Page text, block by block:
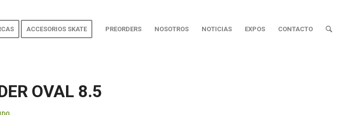
ACCESORIOS SKATE PREORDERS NOSOTROS NOTICIAS EXPOS CONTACTO
OVAL 8.5